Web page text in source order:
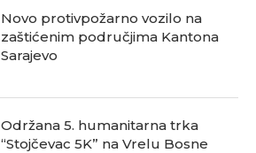
Novo protivpožarno vozilo na
zaštićenim područjima Kantona
Sarajevo
Održana 5. humanitarna trka
“Stojčevac 5K” na Vrelu Bosne